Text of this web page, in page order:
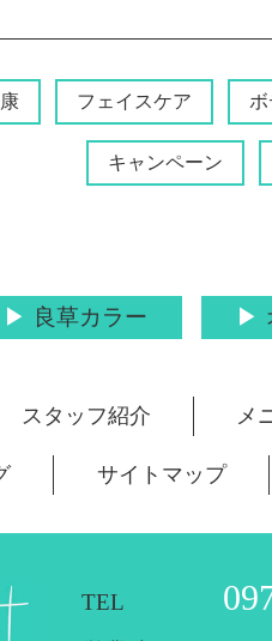
フェイスケア
キャンペーン
良草カラー
スタッフ紹介 メ
サイトマップ
TEL